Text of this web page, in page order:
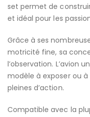
set permet de
et idéal pour les
Grâce à ses
motricité fine, sa
l’observation. L’avion
modèle à exposer ou
pleines d’action.
Compatible avec la